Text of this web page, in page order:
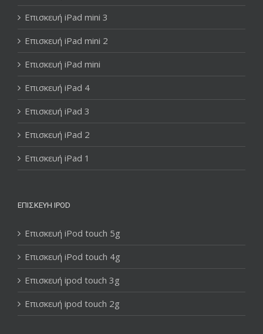
Επισκευή iPad mini 3
Επισκευή iPad mini 2
Επισκευή iPad mini
Επισκευή iPad 4
Επισκευή iPad 3
Επισκευή iPad 2
Επισκευή iPad 1
ΕΠΙΣΚΕΥΉ IPOD
Επισκευή iPod touch 5g
Επισκευή iPod touch 4g
Επισκευή ipod touch 3g
Επισκευή ipod touch 2g